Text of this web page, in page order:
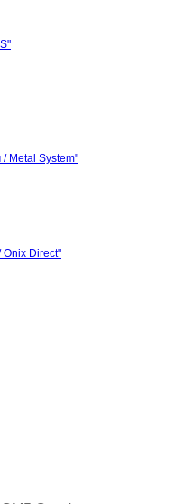
Metal System"
Onix Direct"